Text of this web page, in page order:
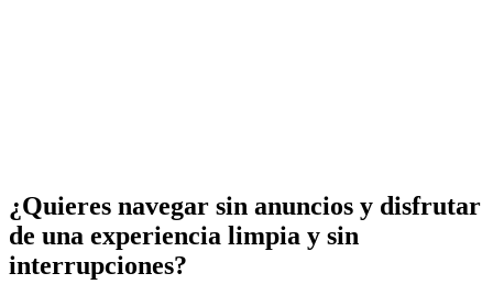
¿Quieres navegar sin anuncios y disfrutar
de una experiencia limpia y sin
interrupciones?